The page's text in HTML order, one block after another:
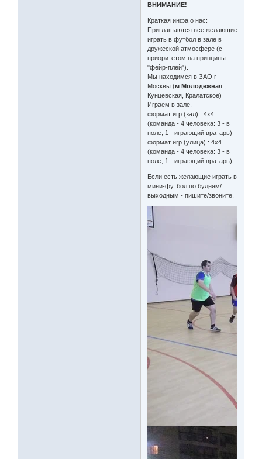
ВНИМАНИЕ!
Краткая инфа о нас:
Приглашаются все желающие
играть в футбол в зале в
дружеской атмосфере (с
приоритетом на принципы
"фейр-плей").
Мы находимся в ЗАО г
Москвы (м Молодежная
Кунцевская, Кралатское)
Играем в зале.
формат игр (зал) : 4х4
(команда - 4 человека: 3 - в
поле, 1 - играющий вратарь)
формат игр (улица) : 4х4
(команда - 4 человека: 3 - в
поле, 1 - играющий вратарь)
Если есть желающие играть в
мини-футбол по будням/
выходным - пишите/звоните.